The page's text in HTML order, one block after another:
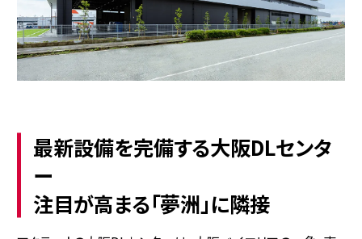
最新設備を完備する大阪DLセンタ
ー
注目が高まる「夢洲」に隣接